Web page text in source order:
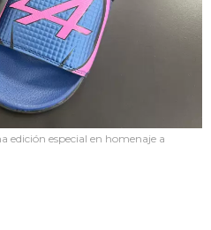
edición especial en homenaje a